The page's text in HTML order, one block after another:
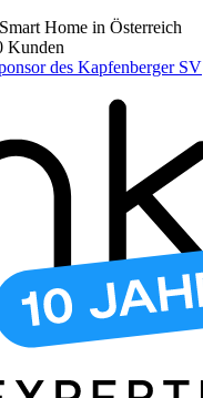
Home in Österreich
Kunden
des Kapfenberger SV